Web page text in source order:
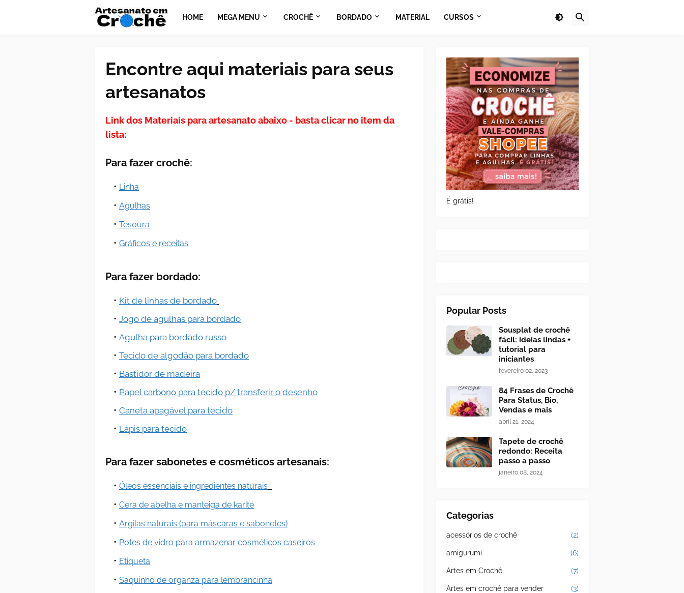
HOME MEGA MENU CROCHÊ BORDADO MATERIAL CURSOS
Encontre aqui materiais para seus
artesanatos
Link dos Materiais para artesanato abaixo - basta clicar no item da
lista:
Para fazer crochê:
Linha
Agulhas
Tesoura
Gráficos e receitas
Para fazer bordado:
Kit de linhas de bordado
Jogo de agulhas para bordado
Agulha para bordado russo
Tecido de algodão para bordado
Bastidor de madeira
Papel carbono para tecido p/ transferir o desenho
Caneta apagável para tecido
Lápis para tecido
Para fazer sabonetes e cosméticos artesanais:
Óleos essenciais e ingredientes naturais
Cera de abelha e manteiga de karité
Argilas naturais (para máscaras e sabonetes)
Potes de vidro para armazenar cosméticos caseiros
Etiqueta
Saquinho de organza para lembrancinha
É grátis!
Popular Posts
Sousplat de crochê
fácil: ideias lindas +
tutorial para
iniciantes
fevereiro 02, 2023
84 Frases de Crochê
Para Status, Bio,
Vendas e mais
abril 21, 2024
Tapete de crochê
redondo: Receita
passo a passo
janeiro 08, 2024
Categorias
acessórios de crochê (2)
amigurumi (6)
Artes em Crochê (7)
Artes em crochê para vender (3)